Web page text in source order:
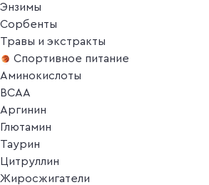
Энзимы
Сорбенты
Травы и экстракты
Спортивное питание
Аминокислоты
BCAA
Аргинин
Глютамин
Таурин
Цитруллин
Жиросжигатели